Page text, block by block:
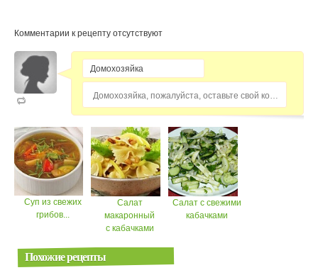
Комментарии к рецепту отсутствуют
Домохозяйка, пожалуйста, оставьте свой комментарий...
Суп из свежих
грибов...
Салат
макаронный
с кабачками
Салат с свежими
кабачками
Похожие рецепты